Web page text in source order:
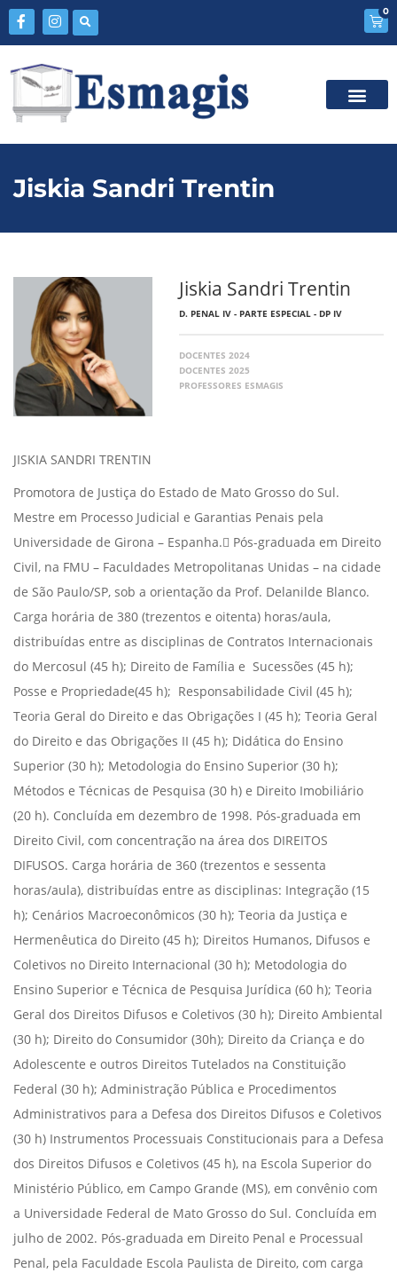
0
Jiskia Sandri Trentin
Jiskia Sandri Trentin
D. PENAL IV - PARTE ESPECIAL - DP IV
DOCENTES 2024
DOCENTES 2025
PROFESSORES ESMAGIS
JISKIA SANDRI TRENTIN
Promotora de Justiça do Estado de Mato Grosso do Sul.
Mestre em Processo Judicial e Garantias Penais pela
Universidade de Girona – Espanha. Pós-graduada em Direito
Civil, na FMU – Faculdades Metropolitanas Unidas – na cidade
de São Paulo/SP, sob a orientação da Prof. Delanilde Blanco.
Carga horária de 380 (trezentos e oitenta) horas/aula,
distribuídas entre as disciplinas de Contratos Internacionais
do Mercosul (45 h); Direito de Família e Sucessões (45 h);
Posse e Propriedade(45 h); Responsabilidade Civil (45 h);
Teoria Geral do Direito e das Obrigações I (45 h); Teoria Geral
do Direito e das Obrigações II (45 h); Didática do Ensino
Superior (30 h); Metodologia do Ensino Superior (30 h);
Métodos e Técnicas de Pesquisa (30 h) e Direito Imobiliário
(20 h). Concluída em dezembro de 1998. Pós-graduada em
Direito Civil, com concentração na área dos DIREITOS
DIFUSOS. Carga horária de 360 (trezentos e sessenta
horas/aula), distribuídas entre as disciplinas: Integração (15
h); Cenários Macroeconômicos (30 h); Teoria da Justiça e
Hermenêutica do Direito (45 h); Direitos Humanos, Difusos e
Coletivos no Direito Internacional (30 h); Metodologia do
Ensino Superior e Técnica de Pesquisa Jurídica (60 h); Teoria
Geral dos Direitos Difusos e Coletivos (30 h); Direito Ambiental
(30 h); Direito do Consumidor (30h); Direito da Criança e do
Adolescente e outros Direitos Tutelados na Constituição
Federal (30 h); Administração Pública e Procedimentos
Administrativos para a Defesa dos Direitos Difusos e Coletivos
(30 h) Instrumentos Processuais Constitucionais para a Defesa
dos Direitos Difusos e Coletivos (45 h), na Escola Superior do
Ministério Público, em Campo Grande (MS), em convênio com
a Universidade Federal de Mato Grosso do Sul. Concluída em
julho de 2002. Pós-graduada em Direito Penal e Processual
Penal, pela Faculdade Escola Paulista de Direito, com carga